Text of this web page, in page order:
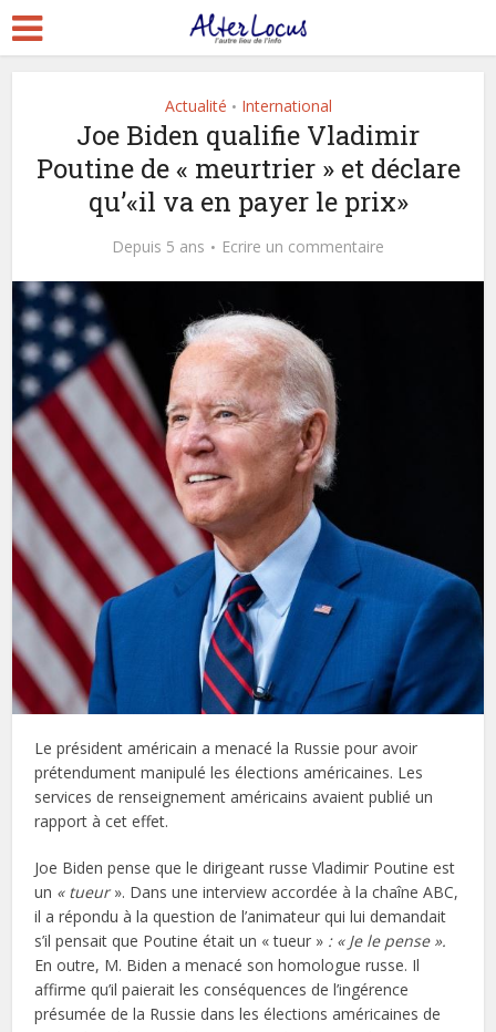
Actualité • International
Joe Biden qualifie Vladimir
Poutine de « meurtrier » et déclare
qu’«il va en payer le prix»
Depuis 5 ans Ecrire un commentaire
Le président américain a menacé la Russie pour avoir
prétendument manipulé les élections américaines. Les
services de renseignement américains avaient publié un
rapport à cet effet.
Joe Biden pense que le dirigeant russe Vladimir Poutine est
un « tueur». Dans une interview accordée à la chaîne ABC,
il a répondu à la question de l’animateur qui lui demandait
s’il pensait que Poutine était un « tueur » : « Je le pense ».
En outre, M. Biden a menacé son homologue russe. Il
affirme qu’il paierait les conséquences de l’ingérence
présumée de la Russie dans les élections américaines de